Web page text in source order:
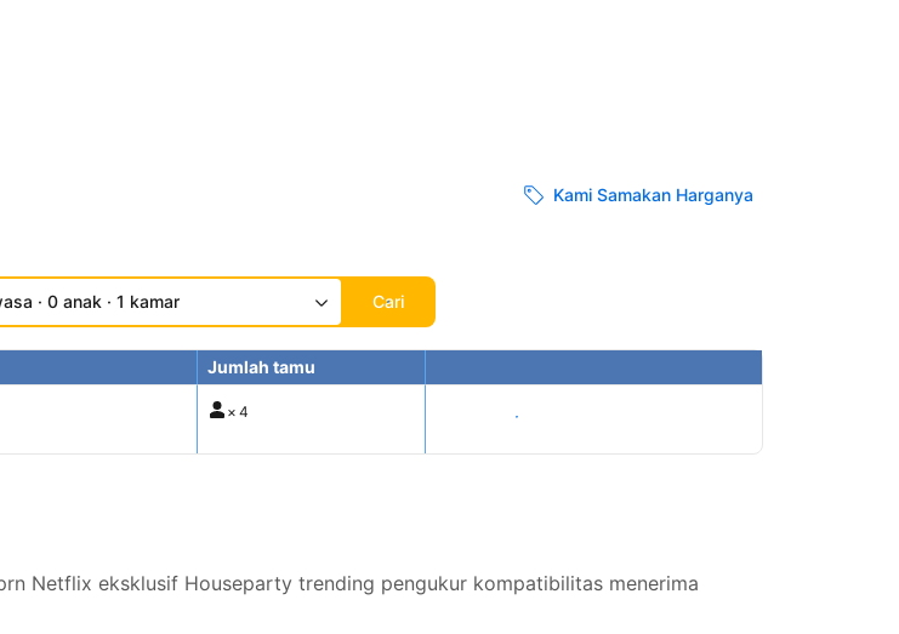
Kami Samakan Harganya
· 0 anak · 1 kamar Cari
Jumlah tamu
× 4 Tampilkan harga
Netflix eksklusif Houseparty trending pengukur kompatibilitas menerima